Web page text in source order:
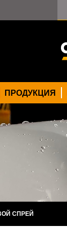
ПРОДУКЦИЯ
СПРЕЙ